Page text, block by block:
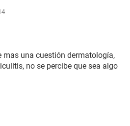
mas una cuestión dermatología,
no se percibe que sea algo